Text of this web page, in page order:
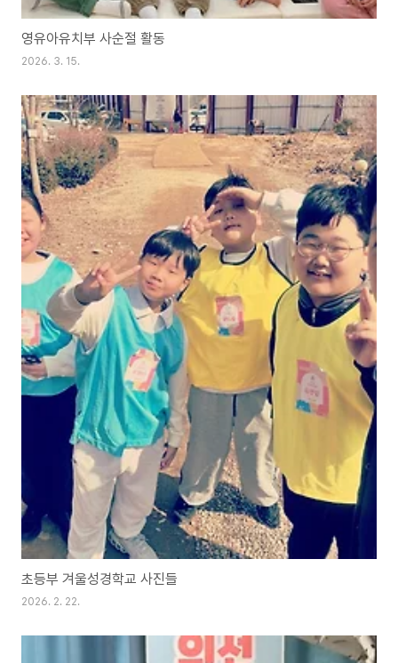
영유아유치부 사순절 활동
2026. 3. 15.
초등부 겨울성경학교 사진들
2026. 2. 22.